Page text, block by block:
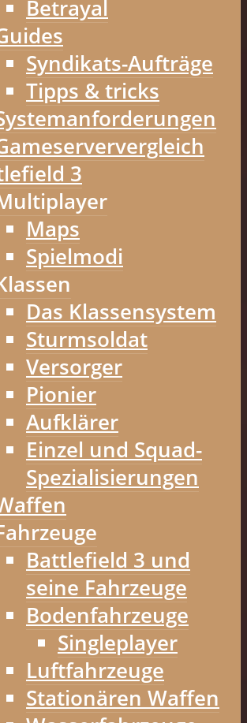
Betrayal
Syndikats-Aufträge
Tipps & tricks
3
Maps
Spielmodi
Das Klassensystem
Sturmsoldat
Versorger
Pionier
Aufklärer
Einzel und Squad-
Spezialisierungen
Battlefield 3 und
seine Fahrzeuge
Bodenfahrzeuge
Singleplayer
Luftfahrzeuge
Stationären Waffen